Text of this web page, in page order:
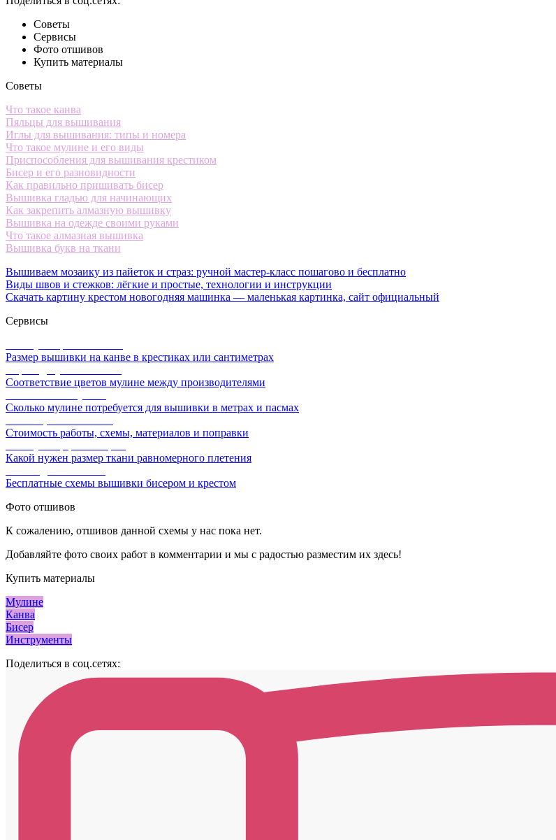
Советы
Сервисы
Фото отшивов
Купить материалы
Советы
Что такое канва
Пяльцы для вышивания
Иглы для вышивания: типы и номера
Что такое мулине и его виды
Приспособления для вышивания крестиком
Бисер и его разновидности
Как правильно пришивать бисер
Вышивка гладью для начинающих
Как закрепить алмазную вышивку
Вышивка на одежде своими руками
Что такое алмазная вышивка
Вышивка букв на ткани
Вышиваем мозаику из пайеток и страз: ручной мастер-класс пошагово и бесплатно
Виды швов и стежков: лёгкие и простые, технологии и инструкции
Скачать картину крестом новогодняя машинка — маленькая картинка, сайт официальный
Сервисы
Размер вышивки на канве в крестиках или сантиметрах
Соответствие цветов мулине между производителями
Сколько мулине потребуется для вышивки в метрах и пасмах
Стоимость работы, схемы, материалов и поправки
Какой нужен размер ткани равномерного плетения
Бесплатные схемы вышивки бисером и крестом
Фото отшивов
К сожалению, отшивов данной схемы у нас пока нет.
Добавляйте фото своих работ в комментарии и мы с радостью разместим их здесь!
Купить материалы
Мулине
Канва
Бисер
Инструменты
Поделиться в соц.сетях: